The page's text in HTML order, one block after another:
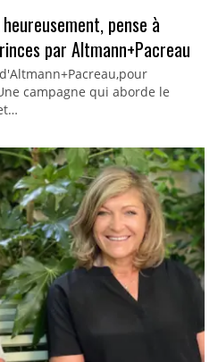
pense à
par Altmann+Pacreau
campagne qui aborde le